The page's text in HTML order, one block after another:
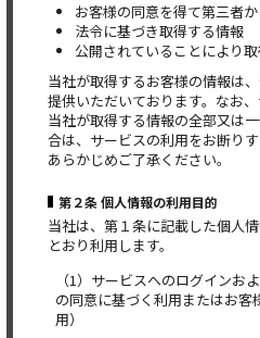
お客様の同意を得て第三者
法令に基づき取得する情報
公開されていることにより
当社が取得するお客様の情報は
提供いただいております。なお
当社が取得する情報の全部又は
合は、サービスの利用をお断り
あらかじめご了承ください。
第２条 個人情報の利用目的
当社は、第１条に記載した個人
とおり利用します。
（1）サービスへのログインお
の同意に基づく利用またはお客
用）